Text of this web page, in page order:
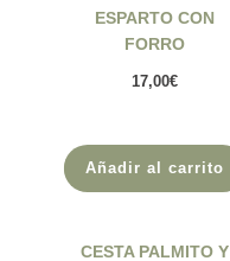
ESPARTO CON
FORRO
17,00€
Añadir al carrito
Vista previa
CESTA PALMITO Y